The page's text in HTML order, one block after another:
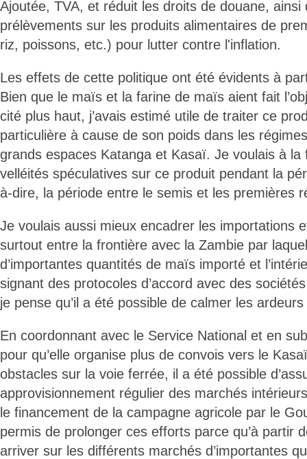
Ajoutée, TVA, et réduit les droits de douane, ainsi
prélèvements sur les produits alimentaires de
riz, poissons, etc.) pour lutter contre l'inflation.
Les effets de cette politique ont été évidents à
Bien que le maïs et la farine de maïs aient fait
cité plus haut, j’avais estimé utile de traiter ce
particulière à cause de son poids dans les
grands espaces Katanga et Kasaï. Je voulais à la
velléités spéculatives sur ce produit pendant la
à-dire, la période entre le semis et les premières
Je voulais aussi mieux encadrer les importations
surtout entre la frontière avec la Zambie par
d’importantes quantités de maïs importé et
signant des protocoles d’accord avec des
je pense qu’il a été possible de calmer les
En coordonnant avec le Service National et en
pour qu’elle organise plus de convois vers le
obstacles sur la voie ferrée, il a été possible
approvisionnement régulier des marchés
le financement de la campagne agricole par le
permis de prolonger ces efforts parce qu’à partir
arriver sur les différents marchés d’importantes